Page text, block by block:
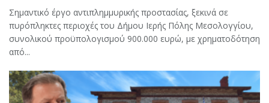
Σημαντικό έργο αντιπλημμυρικής προστασίας, ξεκινά σε
πυρόπληκτες περιοχές του Δήμου Ιερής Πόλης Μεσολογγίου,
συνολικού προϋπολογισμού 900.000 ευρώ, με χρηματοδότηση
από...